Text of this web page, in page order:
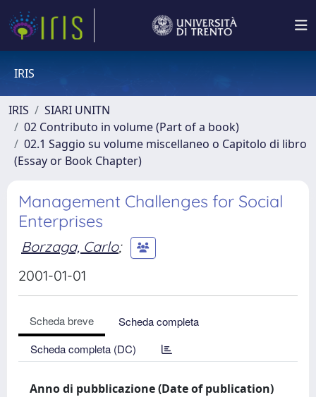
IRIS
IRIS
SIARI UNITN
02 Contributo in volume (Part of a book)
02.1 Saggio su volume miscellaneo o Capitolo di libro
(Essay or Book Chapter)
Management Challenges for Social
Enterprises
Borzaga, Carlo;
2001-01-01
Scheda breve
Scheda completa
Scheda completa (DC)
Anno di pubblicazione (Date of publication)